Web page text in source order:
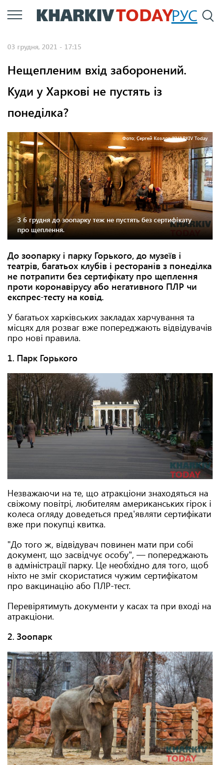
Перейти
до
РУС
03 грудня, 2021 - 17:15
Нещепленим вхід заборонений.
Куди у Харкові не пустять із
понеділка?
Фото: Сергей Козлов/KHARKIV Today
З 6 грудня до зоопарку теж не пустять без сертифікату
про щеплення.
До зоопарку і парку Горького, до музеїв і
театрів, багатьох клубів і ресторанів з понеділка
не потрапити без сертифікату про щеплення
проти коронавірусу або негативного ПЛР чи
експрес-тесту на ковід.
У багатьох харківських закладах харчування та
місцях для розваг вже попереджають відвідувачів
про нові правила.
1. Парк Горького
Незважаючи на те, що атракціони знаходяться на
свіжому повітрі, любителям американських гірок і
колеса огляду доведеться пред'являти сертифікати
вже при покупці квитка.
"До того ж, відвідувач повинен мати при собі
документ, що засвідчує особу", — попереджають
в адміністрації парку. Це необхідно для того, щоб
ніхто не зміг скористатися чужим сертифікатом
про вакцинацію або ПЛР-тест.
Перевірятимуть документи у касах та при вході на
атракціони.
2. Зоопарк